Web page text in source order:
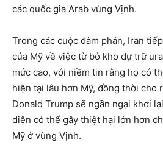
các quốc gia Arab vùng Vịnh.
Trong các cuộc đàm phán, Iran
của Mỹ về việc từ bỏ kho dự trữ
mức cao, với niềm tin rằng họ có
hiện tại lâu hơn Mỹ, đồng thời cho
Donald Trump sẽ ngần ngại khơi
diện có thể gây thiệt hại lớn hơn
Mỹ ở vùng Vịnh.